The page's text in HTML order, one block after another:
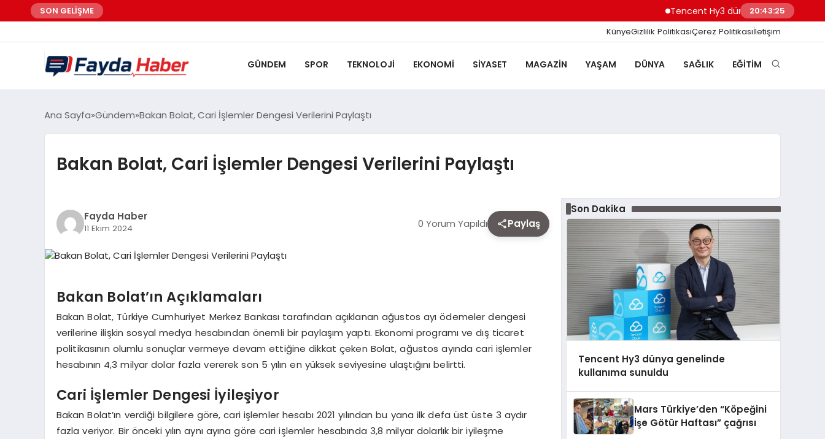
SON GELİŞME Tencent Hy3 dünya genelinde
20:43:25
KünyeGizlilik PolitikasıÇerez Politikasıİletişim
GÜNDEM SPOR TEKNOLOJI EKONOMI SIYASET MAGAZIN YAŞAM DÜNYA SAĞLIK EĞITIM
Ana Sayfa Gündem Bakan Bolat, Cari İşlemler Dengesi Verilerini Paylaştı
Bakan Bolat, Cari İşlemler Dengesi Verilerini Paylaştı
Fayda Haber
11 Ekim 2024 0 Yorum Yapıldı Paylaş
Bakan Bolat’ın Açıklamaları
Bakan Bolat, Türkiye Cumhuriyet Merkez Bankası tarafından açıklanan ağustos ayı ödemeler dengesi
verilerine ilişkin sosyal medya hesabından önemli bir paylaşım yaptı. Ekonomi programı ve dış ticaret
politikasının olumlu sonuçlar vermeye devam ettiğine dikkat çeken Bolat, ağustos ayında cari işlemler
hesabının 4,3 milyar dolar fazla vererek son 5 yılın en yüksek seviyesine ulaştığını belirtti.
Cari İşlemler Dengesi İyileşiyor
Bakan Bolat’ın verdiği bilgilere göre, cari işlemler hesabı 2021 yılından bu yana ilk defa üst üste 3 aydır
fazla veriyor. Bir önceki yılın aynı ayına göre cari işlemler hesabında 3,8 milyar dolarlık bir iyileşme
Son Dakika
Tencent Hy3 dünya genelinde
kullanıma sunuldu
Mars Türkiye’den “Köpeğini
İşe Götür Haftası” çağrısı